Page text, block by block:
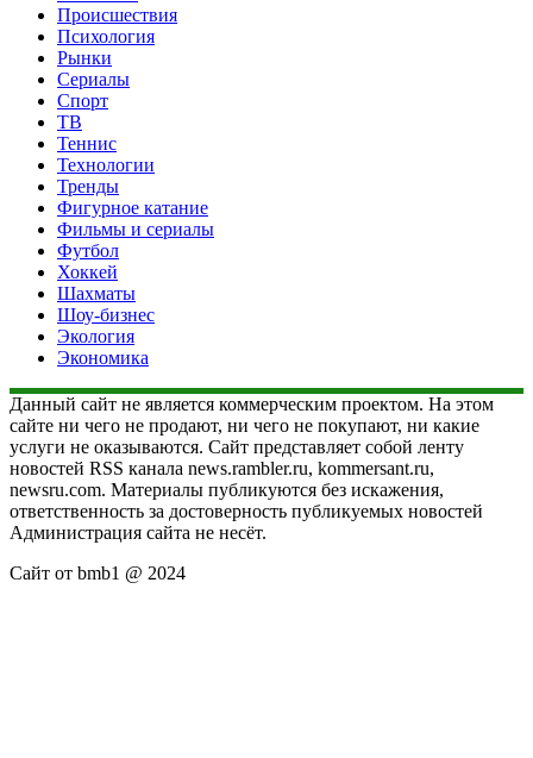
Происшествия
Психология
Рынки
Сериалы
Спорт
ТВ
Теннис
Технологии
Тренды
Фигурное катание
Фильмы и сериалы
Футбол
Хоккей
Шахматы
Шоу-бизнес
Экология
Экономика
Данный сайт не является коммерческим проектом. На этом
сайте ни чего не продают, ни чего не покупают, ни какие
услуги не оказываются. Сайт представляет собой ленту
новостей RSS канала news.rambler.ru, kommersant.ru,
newsru.com. Материалы публикуются без искажения,
ответственность за достоверность публикуемых новостей
Администрация сайта не несёт.
Сайт от bmb1 @ 2024